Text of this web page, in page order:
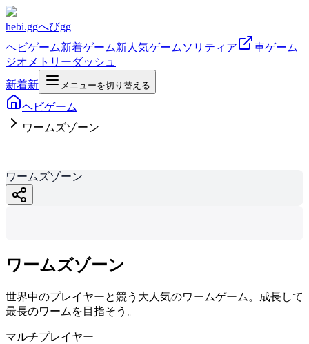
hebi.ggへびgg
ヘビゲーム新着ゲーム新人気ゲーム ソリティア
車ゲーム
ジオメトリーダッシュ
新着新 メニューを切り替える
ヘビゲーム
ワームズゾーン
ワームズゾーン
ワームズゾーン
世界中のプレイヤーと競う大人気のワームゲーム。成長して
最長のワームを目指そう。
マルチプレイヤー